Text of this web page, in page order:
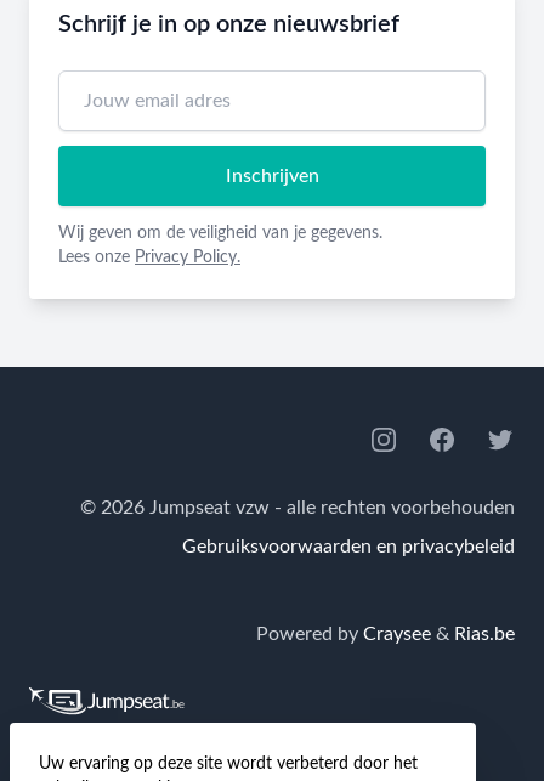
Schrijf je in op onze nieuwsbrief
Inschrijven
Wij geven om de veiligheid van je gegevens.
Lees onze Privacy Policy.
InstagramFacebookTwitter
© 2026 Jumpseat vzw - alle rechten voorbehouden
Gebruiksvoorwaarden en privacybeleid
Powered by Craysee & Rias.be
Jumpseat.beis de grootste Nederlandstalige
Uw ervaring op deze site wordt verbeterd door het